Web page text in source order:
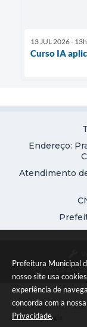
Prefeitura Municipal
nosso site usa
experiência de
concorda com a nossa
Privacidade.
13 JUL 2026 -
Curso IA
Endereço:
Atendimento
Portal
Copyright Instar -
Instar Tecnologia